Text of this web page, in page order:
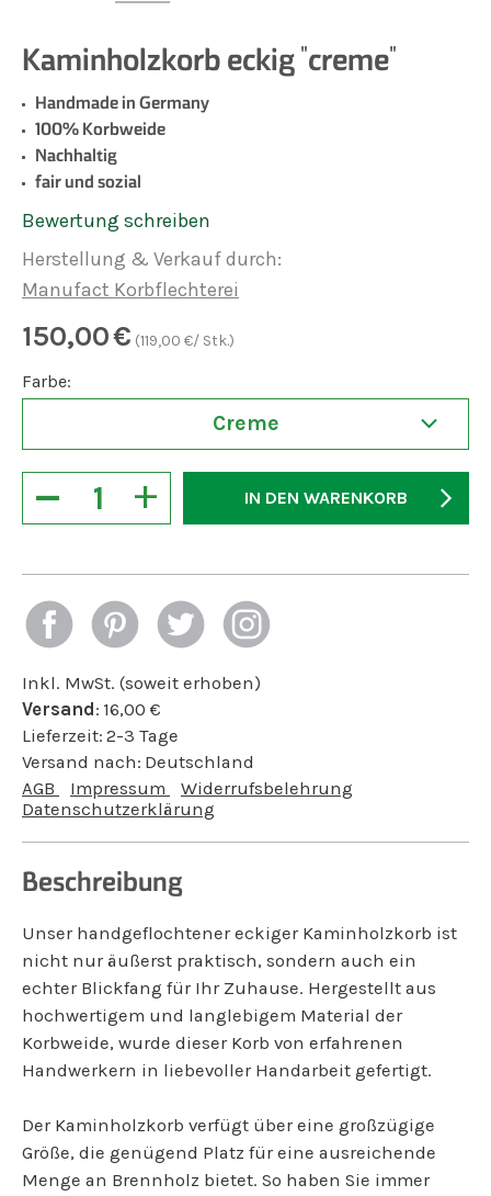
Kaminholzkorb eckig "creme"
Handmade in Germany
100% Korbweide
Nachhaltig
fair und sozial
Bewertung schreiben
Herstellung & Verkauf durch:
Manufact Korbflechterei
150,00€ (119,00 €/ Stk.)
Farbe:
Creme
+
− IN DEN WARENKORB
Inkl. MwSt. (soweit erhoben)
Versand: 16,00 €
Lieferzeit: 2-3 Tage
Versand nach: Deutschland
AGB
Impressum
Widerrufsbelehrung
Datenschutzerklärung
Beschreibung
Unser handgeflochtener eckiger Kaminholzkorb ist
nicht nur äußerst praktisch, sondern auch ein
echter Blickfang für Ihr Zuhause. Hergestellt aus
hochwertigem und langlebigem Material der
Korbweide, wurde dieser Korb von erfahrenen
Handwerkern in liebevoller Handarbeit gefertigt.
Der Kaminholzkorb verfügt über eine großzügige
Größe, die genügend Platz für eine ausreichende
Menge an Brennholz bietet. So haben Sie immer